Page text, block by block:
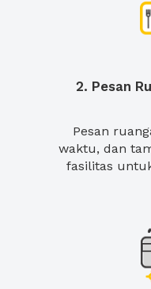
2. Pesan
Pesan
waktu, dan
fasilitas